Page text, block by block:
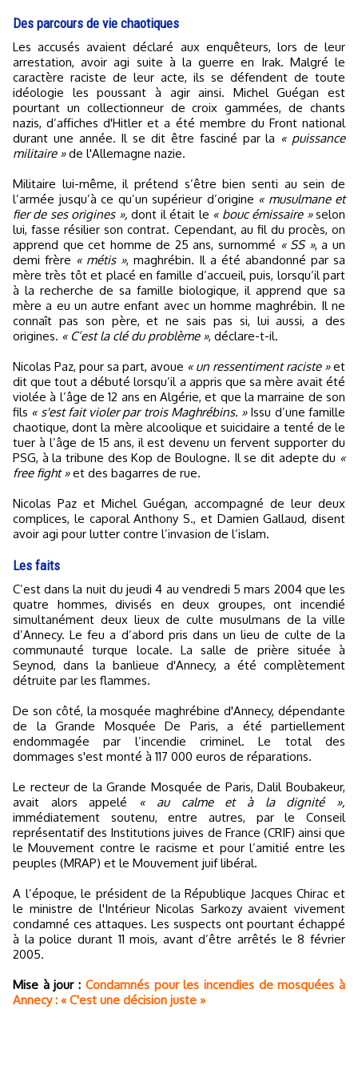
Des parcours de vie chaotiques
Les accusés avaient déclaré aux enquêteurs, lors de leur
arrestation, avoir agi suite à la guerre en Irak. Malgré le
caractère raciste de leur acte, ils se défendent de toute
idéologie les poussant à agir ainsi. Michel Guégan est
pourtant un collectionneur de croix gammées, de chants
nazis, d’affiches d'Hitler et a été membre du Front national
durant une année. Il se dit être fasciné par la « puissance
militaire »de l'Allemagne nazie.
Militaire lui-même, il prétend s’être bien senti au sein de
l’armée jusqu’à ce qu’un supérieur d’origine « musulmane et
fier de ses origines », dont il était le « bouc émissaire »selon
lui, fasse résilier son contrat. Cependant, au fil du procès, on
apprend que cet homme de 25 ans, surnommé « SS », a un
demi frère « métis », maghrébin. Il a été abandonné par sa
mère très tôt et placé en famille d’accueil, puis, lorsqu’il part
à la recherche de sa famille biologique, il apprend que sa
mère a eu un autre enfant avec un homme maghrébin. Il ne
connaît pas son père, et ne sais pas si, lui aussi, a des
origines. « C’est la clé du problème », déclare-t-il.
Nicolas Paz, pour sa part, avoue « un ressentiment raciste »et
dit que tout a débuté lorsqu’il a appris que sa mère avait été
violée à l’âge de 12 ans en Algérie, et que la marraine de son
fils « s'est fait violer par trois Maghrébins. »Issu d’une famille
chaotique, dont la mère alcoolique et suicidaire a tenté de le
tuer à l’âge de 15 ans, il est devenu un fervent supporter du
PSG, à la tribune des Kop de Boulogne. Il se dit adepte du «
free fight »et des bagarres de rue.
Nicolas Paz et Michel Guégan, accompagné de leur deux
complices, le caporal Anthony S., et Damien Gallaud, disent
avoir agi pour lutter contre l’invasion de l’islam.
Les faits
C’est dans la nuit du jeudi 4 au vendredi 5 mars 2004 que les
quatre hommes, divisés en deux groupes, ont incendié
simultanément deux lieux de culte musulmans de la ville
d’Annecy. Le feu a d’abord pris dans un lieu de culte de la
communauté turque locale. La salle de prière située à
Seynod, dans la banlieue d'Annecy, a été complètement
détruite par les flammes.
De son côté, la mosquée maghrébine d'Annecy, dépendante
de la Grande Mosquée De Paris, a été partiellement
endommagée par l’incendie criminel. Le total des
dommages s'est monté à 117 000 euros de réparations.
Le recteur de la Grande Mosquée de Paris, Dalil Boubakeur,
avait alors appelé « au calme et à la dignité »,
immédiatement soutenu, entre autres, par le Conseil
représentatif des Institutions juives de France (CRIF) ainsi que
le Mouvement contre le racisme et pour l’amitié entre les
peuples (MRAP) et le Mouvement juif libéral.
A l’époque, le président de la République Jacques Chirac et
le ministre de l'Intérieur Nicolas Sarkozy avaient vivement
condamné ces attaques. Les suspects ont pourtant échappé
à la police durant 11 mois, avant d’être arrêtés le 8 février
2005.
Mise à jour : Condamnés pour les incendies de mosquées à
Annecy : « C'est une décision juste »